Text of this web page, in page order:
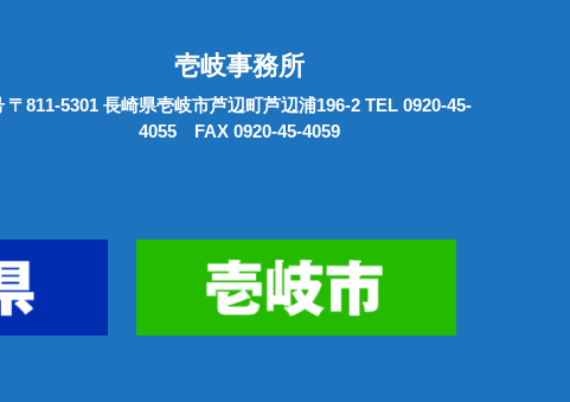
壱岐事務所
〒811-5301 長崎県壱岐市芦辺町芦辺浦196-2 TEL 0920-45-
4055 FAX 0920-45-4059